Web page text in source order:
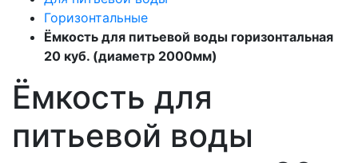
Горизонтальные
Ёмкость для питьевой воды горизонтальная
20 куб. (диаметр 2000мм)
Ёмкость для
питьевой воды